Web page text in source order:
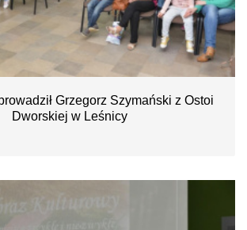
Grzegorz Szymański z Ostoi
Dworskiej w Leśnicy